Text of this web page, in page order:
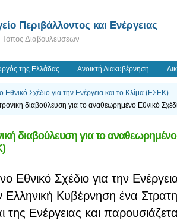
Περιβάλλοντος και Ενέργειας
Τόπος Διαβουλεύσεων
της Ελλάδας Ανοικτή Διακυβέρνηση
Σχέδιο για την Ενέργεια και το Κλίμα (ΕΣΕΚ)
διαβούλευση για το αναθεωρημένο Εθνικό
διαβούλευση για το αναθεωρημένο
Εθνικό Σχέδιο για την
Ελληνική Κυβέρνηση ένα
της Ενέργειας και